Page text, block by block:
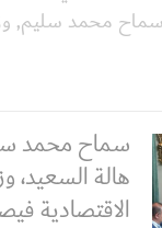
سماح محمد سليم,
سماح محمد
هالة السعيد،
الاقتصادية